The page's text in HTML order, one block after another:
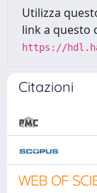
Utilizza
link a questo
https://
Citazioni